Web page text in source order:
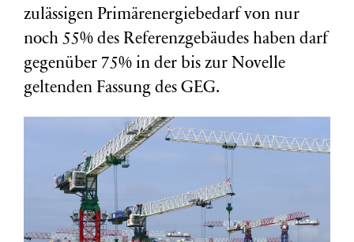
zulässigen Primärenergiebedarf von nur
noch 55% des Referenzgebäudes haben darf
gegenüber 75% in der bis zur Novelle
geltenden Fassung des GEG.